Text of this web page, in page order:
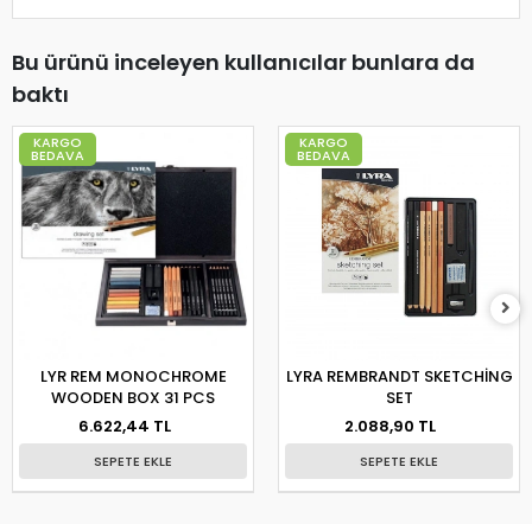
Bu ürünü inceleyen kullanıcılar bunlara da
baktı
KARGO
BEDAVA
LYR REM MONOCHROME
WOODEN BOX 31 PCS
6.622,44 TL
SEPETE EKLE
KARGO
BEDAVA
LYRA REMBRANDT SKETCHİNG
SET
2.088,90 TL
SEPETE EKLE